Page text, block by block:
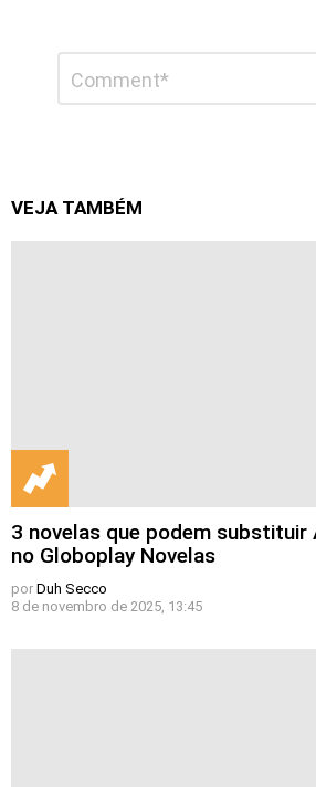
comentário
Comentário
VEJA TAMBÉM
3 novelas que podem substituir
no Globoplay Novelas
por Duh Secco
8 de novembro de 2025, 13:45